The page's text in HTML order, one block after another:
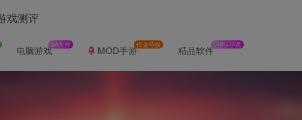
电脑游戏3A大作 MOD手游代金特权 精品软件追剧+小说